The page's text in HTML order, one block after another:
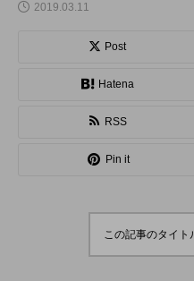
show~」、第２回公
いジャグリングの舞
2019.03.11
Post
Hatena
RSS
Pin it
この記事のタイト